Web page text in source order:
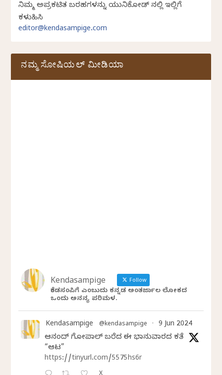
ನಿಮ್ಮ ಅಪ್ರಕಟಿತ ಬರಹಗಳನ್ನು ಯುನಿಕೋಡ್ ನಲ್ಲಿ ಇಲ್ಲಿಗೆ
ಕಳುಹಿಸಿ
editor@kendasampige.com
ನಮ್ಮ ಸೋಷಿಯಲ್‌ ಮೀಡಿಯಾ
Kendasampige Follow
ಕೆಂಡಸಂಪಿಗೆ ಎಂಬುದು ಕನ್ನಡ ಅಂತರ್ಜಾಲ ಲೋಕದ
ಒಂದು ಅನನ್ಯ ಪರಿಮಳ.
Kendasampige @kendasampige · 9 Jun 2024
ಆನಂದ್‌ ಗೋಪಾಲ್‌ ಬರೆದ ಈ ಭಾನುವಾರದ ಕತೆ
“ಆಟ”
https://tinyurl.com/5575hs6r